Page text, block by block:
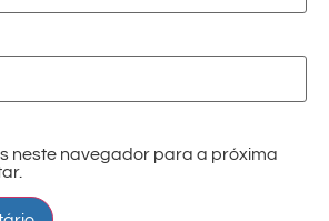
neste navegador para a próxima